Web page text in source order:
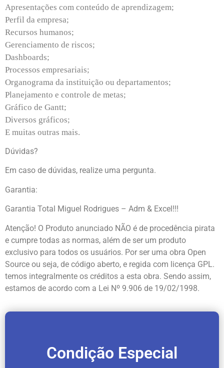
Apresentações com conteúdo de aprendizagem;
Perfil da empresa;
Recursos humanos;
Gerenciamento de riscos;
Dashboards;
Processos empresariais;
Organograma da instituição ou departamentos;
Planejamento e controle de metas;
Gráfico de Gantt;
Diversos gráficos;
E muitas outras mais.
Dúvidas?
Em caso de dúvidas, realize uma pergunta.
Garantia:
Garantia Total Miguel Rodrigues – Adm & Excel!!!
Atenção! O Produto anunciado NÃO é de procedência pirata
e cumpre todas as normas, além de ser um produto
exclusivo para todos os usuários. Por ser uma obra Open
Source ou seja, de código aberto, e regida com licença GPL.
temos integralmente os créditos a esta obra. Sendo assim,
estamos de acordo com a Lei Nº 9.906 de 19/02/1998.
Condição Especial